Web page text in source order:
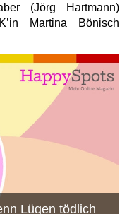
(Jörg Hartmann)
Martina Bönisch
Lügen tödlich